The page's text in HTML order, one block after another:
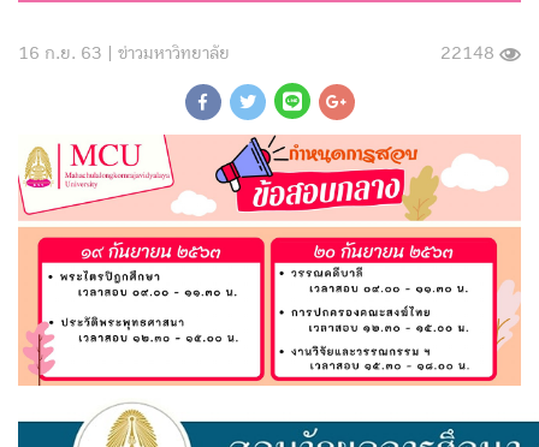
16 ก.ย. 63 | ข่าวมหาวิทยาลัย 22148